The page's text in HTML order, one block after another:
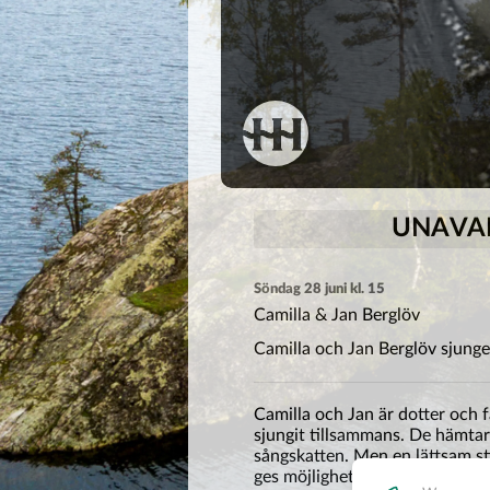
Söndag 28 juni kl. 15
Camilla & Jan Berglöv
Camilla och Jan Berglöv
Camilla och Jan är dotter och
sjungit tillsammans. De
sångskatten. Men en lättsam
ges möjlighet för publiken att